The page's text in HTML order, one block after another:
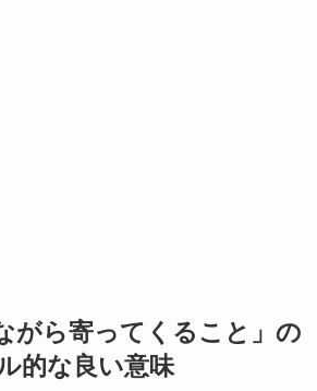
がら寄ってくること」の
的な良い意味